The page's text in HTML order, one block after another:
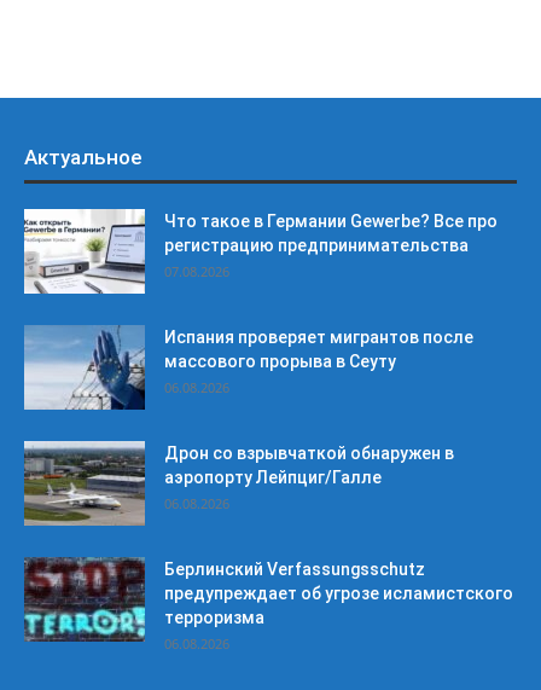
Актуальное
Что такое в Германии Gewerbe? Все про
регистрацию предпринимательства
07.08.2026
Испания проверяет мигрантов после
массового прорыва в Сеуту
06.08.2026
Дрон со взрывчаткой обнаружен в
аэропорту Лейпциг/Галле
06.08.2026
Берлинский Verfassungsschutz
предупреждает об угрозе исламистского
терроризма
06.08.2026